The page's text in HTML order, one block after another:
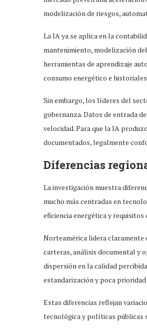
modelización de riesgos,
La IA ya se aplica en la
mantenimiento, modelización
herramientas de aprendizaje
consumo energético e
Sin embargo, los líderes del
gobernanza. Datos de entrada
velocidad. Para que la IA
documentados, legalmente
Diferencias
La investigación muestra
mucho más centradas en
eficiencia energética y
Norteamérica lidera claramente
carteras, análisis documental y
dispersión en la calidad
estandarización y poca
Estas diferencias reflejan
tecnológica y políticas públicas